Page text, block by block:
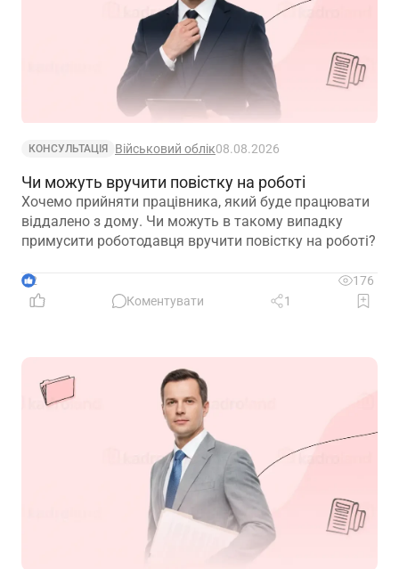
КОНСУЛЬТАЦІЯ Військовий облік08.08.2026
Чи можуть вручити повістку на роботі
Хочемо прийняти працівника, який буде працювати
віддалено з дому. Чи можуть в такому випадку
примусити роботодавця вручити повістку на роботі?
2
176
Коментувати
1